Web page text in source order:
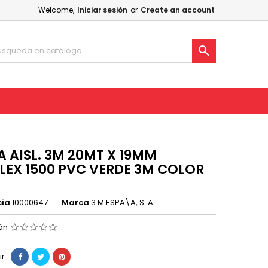
Welcome, Iniciar sesión or Create an account

AISL. 3M 20MT X 19MM
1500 PVC VERDE 3M COLOR
10000647 Marca 3 M ESPA\A, S. A.